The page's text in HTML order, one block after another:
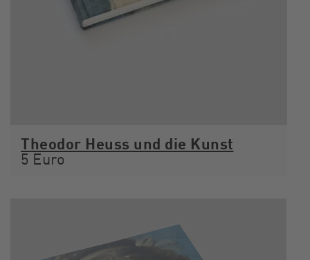
Theodor Heuss und die Kunst
5 Euro